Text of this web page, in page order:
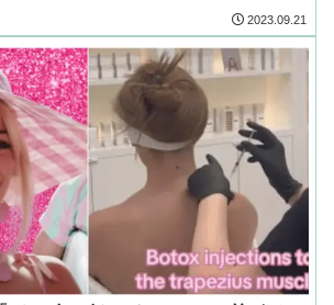
2023.09.21